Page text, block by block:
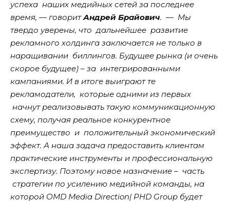
успеха наших медийных сетей за последнее
время, — говоритАндрей Брайович. — Мы
твердо уверены, что дальнейшее развитие
рекламного холдинга заключается не только в
наращивании биллингов. Будущее рынка (и очень
скорое будущее) – за интегрированными
кампаниями. И в итоге выиграют те
рекламодатели, которые одними из первых
начнут реализовывать такую коммуникационную
схему, получая реальное конкурентное
преимущество и положительный экономический
эффект. А наша задача предоставить клиентам
практические инструменты и профессиональную
экспертизу. Поэтому новое назначение – часть
стратегии по усилению медийной команды, на
которой OMD Media Direction| PHD Group будет